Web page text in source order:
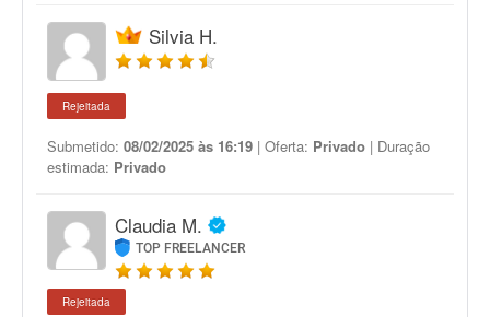
Silvia H.
Rejeitada
Submetido: 08/02/2025 às 16:19 | Oferta: Privado | Duração
estimada: Privado
Claudia M.
TOP FREELANCER
Rejeitada